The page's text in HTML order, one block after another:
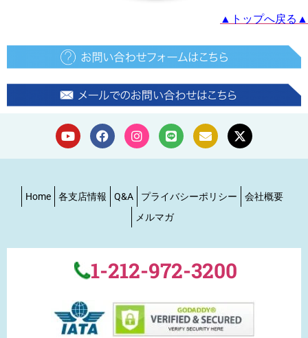
▲トップへ戻る▲
Home 各支店情報 Q&A プライバシーポリシー
会社概要
メルマガ
1-212-972-3200